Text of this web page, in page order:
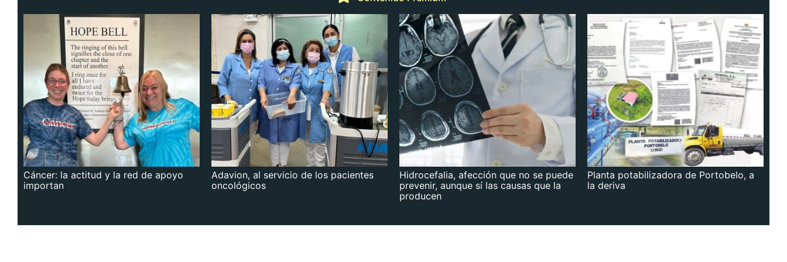
Cáncer: la actitud y la red de apoyo
importan
Adavion, al servicio de los pacientes
oncológicos
Hidrocefalia, afección que no se puede
prevenir, aunque sí las causas que la
producen
Planta potabilizadora de Portobelo, a
la deriva